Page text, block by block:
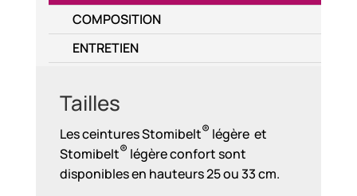
COMPOSITION
ENTRETIEN
Tailles
Les ceintures Stomibelt® légère et
Stomibelt® légère confort sont
disponibles en hauteurs 25 ou 33 cm.